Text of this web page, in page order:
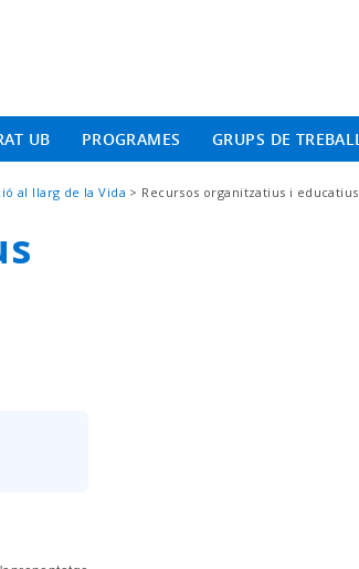
UB PROGRAMES GRUPS DE
al llarg de la Vida Recursos organitzatius i educatius